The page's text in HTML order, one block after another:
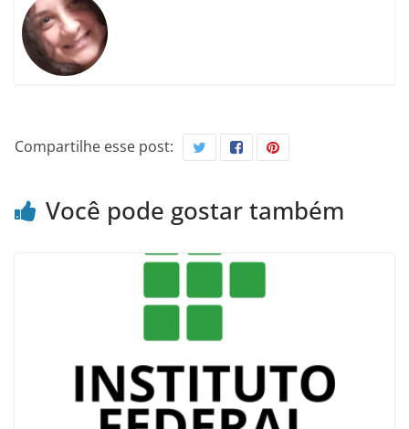
Compartilhe esse post:
Você pode gostar também